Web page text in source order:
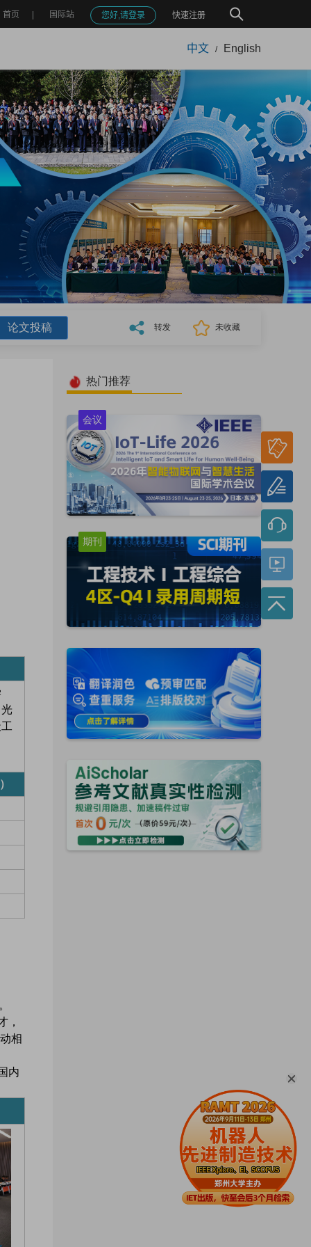
首页 国际站 您好,请登录 快速注册
中文 / English
论文投稿 转发 未收藏
，
相
内
热门推荐
会议
期刊
参会
报名
论文
投稿